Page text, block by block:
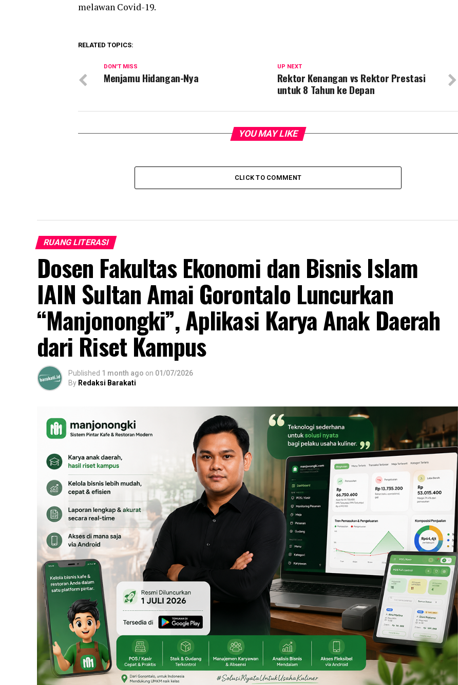
melawan Covid-19.
RELATED TOPICS:
UP NEXT
Rektor Kenangan vs Rektor Prestasi
untuk 8 Tahun ke Depan
DON'T MISS
Menjamu Hidangan-Nya
YOU MAY LIKE
CLICK TO COMMENT
RUANG LITERASI
Dosen Fakultas Ekonomi dan Bisnis Islam
IAIN Sultan Amai Gorontalo Luncurkan
“Manjonongki”, Aplikasi Karya Anak Daerah
dari Riset Kampus
Published 1 month ago on 01/07/2026
By Redaksi Barakati